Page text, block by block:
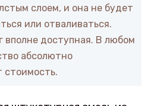
слоем, и она не будет
или отваливаться.
вполне доступная. В любом
абсолютно
стоимость.